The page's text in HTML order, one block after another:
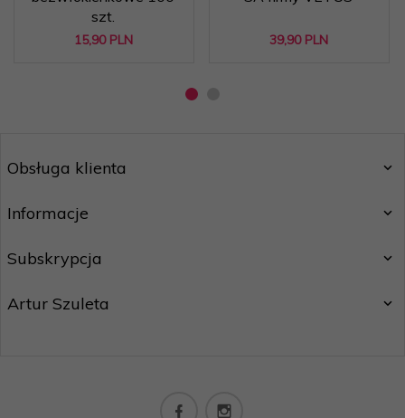
szt.
15,90 PLN 39,90 PLN
Obsługa klienta
Informacje
Subskrypcja
Artur Szuleta